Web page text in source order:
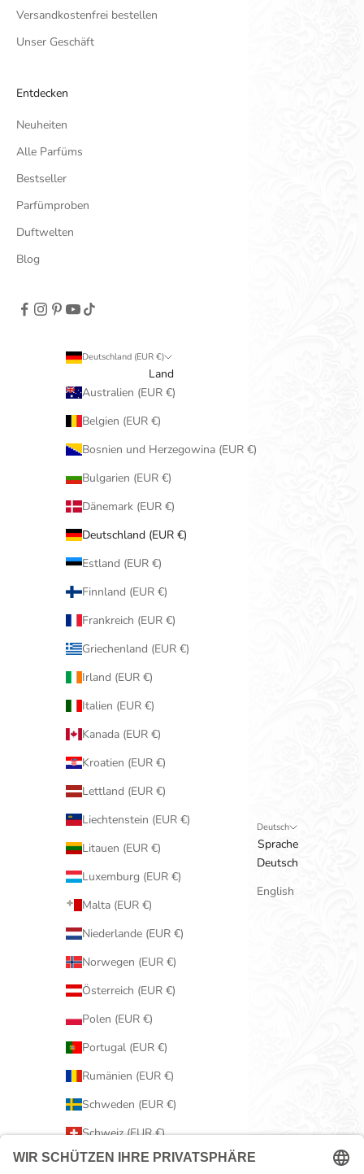
Versandkostenfrei bestellen
Unser Geschäft
Entdecken
Neuheiten
Alle Parfüms
Bestseller
Parfümproben
Duftwelten
Blog
Deutschland (EUR €)
Land
Australien (EUR €)
Belgien (EUR €)
Bosnien und Herzegowina (EUR €)
Bulgarien (EUR €)
Dänemark (EUR €)
Deutschland (EUR €)
Estland (EUR €)
Finnland (EUR €)
Frankreich (EUR €)
Griechenland (EUR €)
Irland (EUR €)
Italien (EUR €)
Kanada (EUR €)
Kroatien (EUR €)
Lettland (EUR €)
Liechtenstein (EUR €)
Litauen (EUR €)
Luxemburg (EUR €)
Malta (EUR €)
Niederlande (EUR €)
Norwegen (EUR €)
Österreich (EUR €)
Polen (EUR €)
Portugal (EUR €)
Rumänien (EUR €)
Schweden (EUR €)
Schweiz (EUR €)
Serbien (EUR €)
Deutsch
Sprache
Deutsch
English